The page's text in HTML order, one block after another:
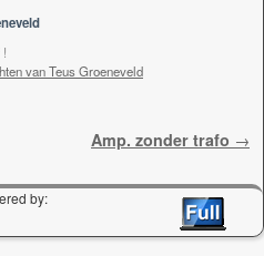
van Teus Groeneveld
Amp. zonder trafo →
by: